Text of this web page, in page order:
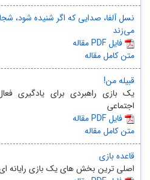
نسل آلفا، صدایی که اگر شنیده شود،
می‌زند
مقاله PDF فایل
متن کامل مقاله
قبیله من!
یک بازی راهبردی برای یادگیری
اجتماعی
مقاله PDF فایل
متن کامل مقاله
قاعده بازی
اصلی ترین بخش های یک بازی رایانه